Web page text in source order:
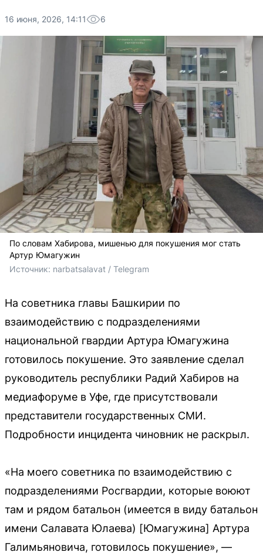
16 июня, 2026, 14:11 6
По словам Хабирова, мишенью для покушения мог стать
Артур Юмагужин
Источник: narbatsalavat / Telegram
На советника главы Башкирии по
взаимодействию с подразделениями
национальной гвардии Артура Юмагужина
готовилось покушение. Это заявление сделал
руководитель республики Радий Хабиров на
медиафоруме в Уфе, где присутствовали
представители государственных СМИ.
Подробности инцидента чиновник не раскрыл.
«На моего советника по взаимодействию с
подразделениями Росгвардии, которые воюют
там и рядом батальон (имеется в виду батальон
имени Салавата Юлаева) [Юмагужина] Артура
Галимьяновича, готовилось покушение», —